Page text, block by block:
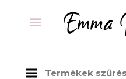
Termékek